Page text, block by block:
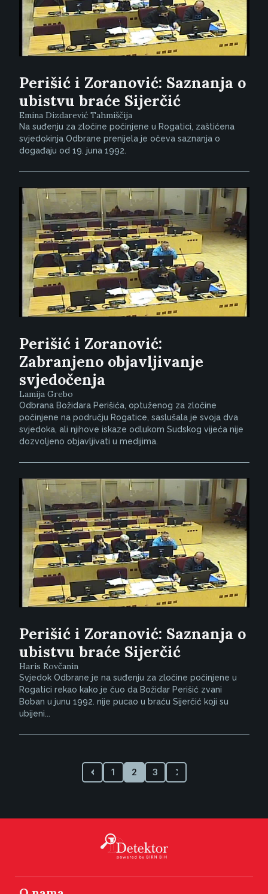
Perišić i Zoranović: Saznanja o
ubistvu braće Sijerčić
Emina Dizdarević Tahmiščija
Na suđenju za zločine počinjene u Rogatici, zaštićena
svjedokinja Odbrane prenijela je očeva saznanja o
događaju od 19. juna 1992.
Perišić i Zoranović:
Zabranjeno objavljivanje
svjedočenja
Lamija Grebo
Odbrana Božidara Perišića, optuženog za zločine
počinjene na području Rogatice, saslušala je svoja dva
svjedoka, ali njihove iskaze odlukom Sudskog vijeća nije
dozvoljeno objavljivati u medijima.
Perišić i Zoranović: Saznanja o
ubistvu braće Sijerčić
Haris Rovčanin
Svjedok Odbrane je na suđenju za zločine počinjene u
Rogatici rekao kako je čuo da Božidar Perišić zvani
Boban u junu 1992. nije pucao u braću Sijerčić koji su
ubijeni...
1 2 3